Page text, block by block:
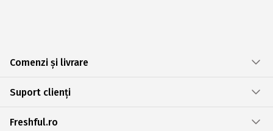
Comenzi și livrare
Suport clienți
Freshful.ro